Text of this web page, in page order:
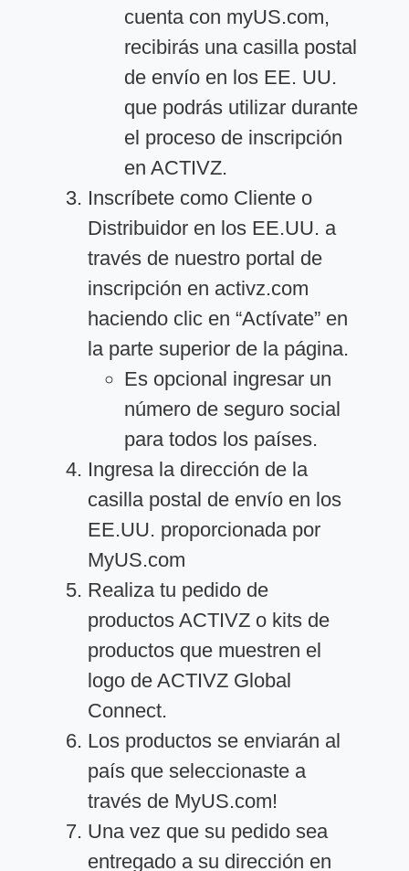
cuenta con myUS.com,
recibirás una casilla postal
de envío en los EE. UU.
que podrás utilizar durante
el proceso de inscripción
en ACTIVZ.
Inscríbete como Cliente o
Distribuidor en los EE.UU. a
través de nuestro portal de
inscripción en activz.com
haciendo clic en “Actívate” en
la parte superior de la página.
Es opcional ingresar un
número de seguro social
para todos los países.
Ingresa la dirección de la
casilla postal de envío en los
EE.UU. proporcionada por
MyUS.com
Realiza tu pedido de
productos ACTIVZ o kits de
productos que muestren el
logo de ACTIVZ Global
Connect.
Los productos se enviarán al
país que seleccionaste a
través de MyUS.com!
Una vez que su pedido sea
entregado a su dirección en